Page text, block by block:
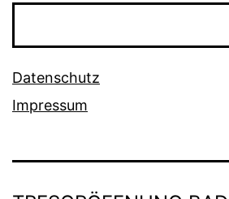
Datenschutz
Impressum